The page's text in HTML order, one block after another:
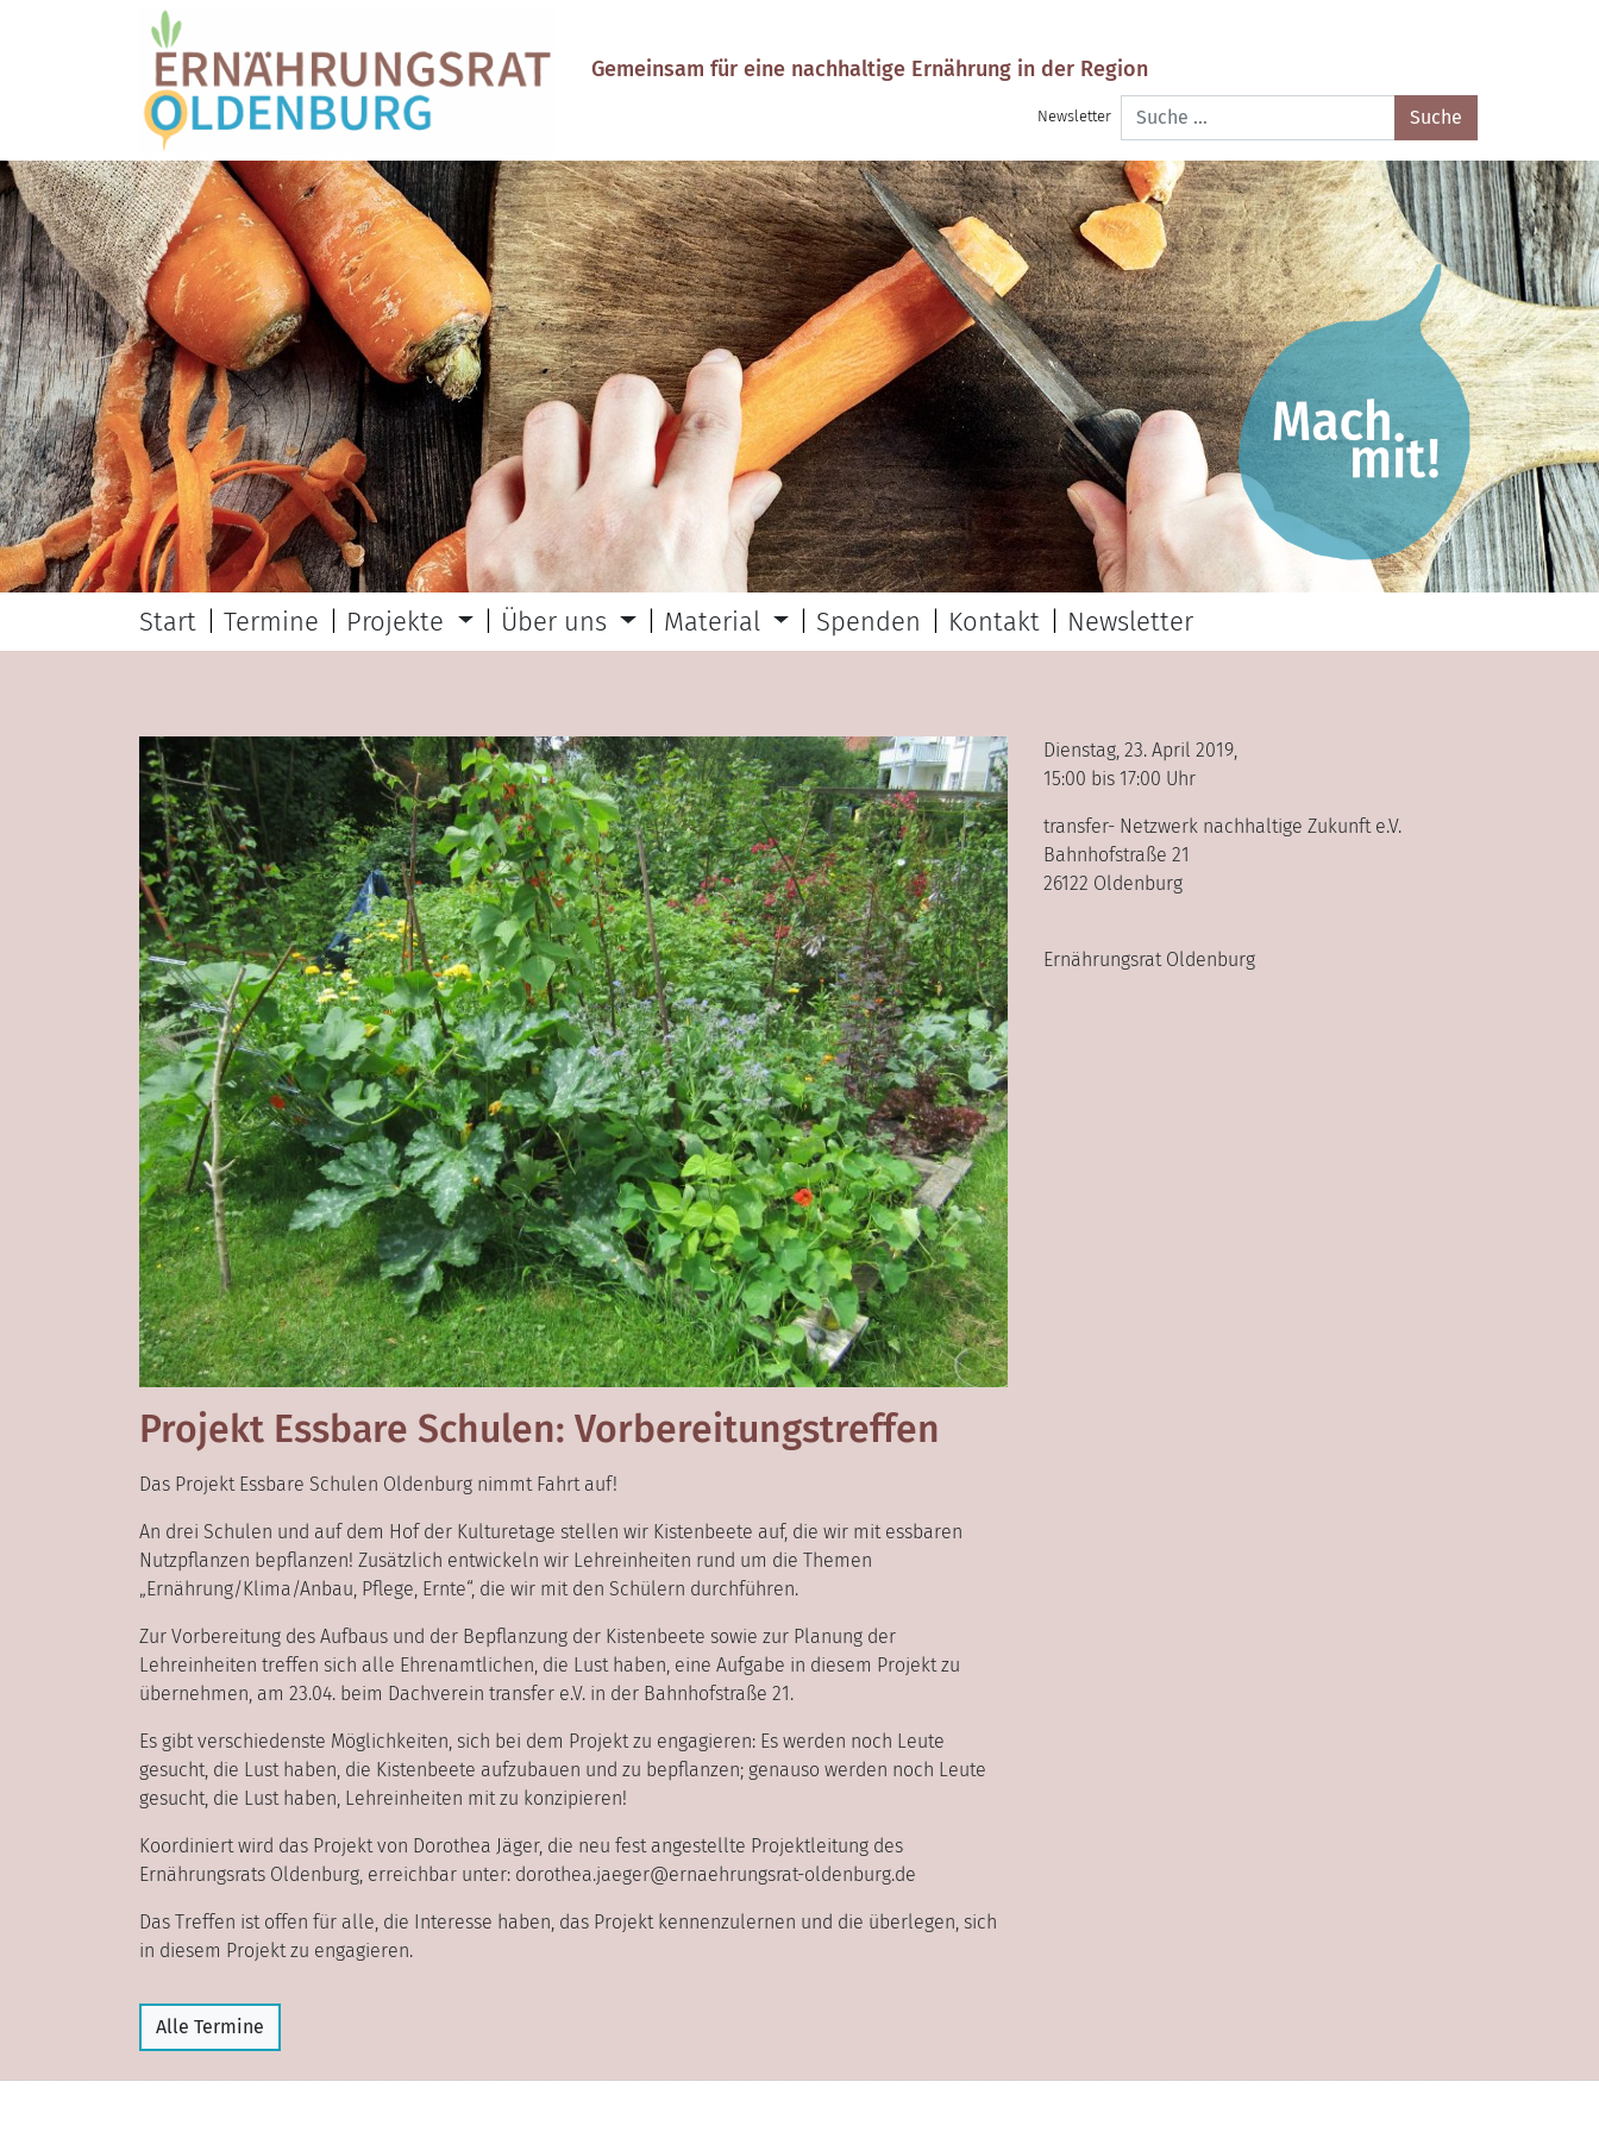
Gemeinsam für eine nachhaltige Ernährung in der Region
Newsletter
Suche
nach:
Start Termine Projekte Über uns Material Spenden Kontakt Newsletter
Projekt Essbare Schulen: Vorbereitungstreffen
Das Projekt Essbare Schulen Oldenburg nimmt Fahrt auf!
An drei Schulen und auf dem Hof der Kulturetage stellen wir Kistenbeete auf, die wir mit essbaren
Nutzpflanzen bepflanzen! Zusätzlich entwickeln wir Lehreinheiten rund um die Themen
„Ernährung/Klima/Anbau, Pflege, Ernte“, die wir mit den Schülern durchführen.
Zur Vorbereitung des Aufbaus und der Bepflanzung der Kistenbeete sowie zur Planung der
Lehreinheiten treffen sich alle Ehrenamtlichen, die Lust haben, eine Aufgabe in diesem Projekt zu
übernehmen, am 23.04. beim Dachverein transfer e.V. in der Bahnhofstraße 21.
Es gibt verschiedenste Möglichkeiten, sich bei dem Projekt zu engagieren: Es werden noch Leute
gesucht, die Lust haben, die Kistenbeete aufzubauen und zu bepflanzen; genauso werden noch Leute
gesucht, die Lust haben, Lehreinheiten mit zu konzipieren!
Koordiniert wird das Projekt von Dorothea Jäger, die neu fest angestellte Projektleitung des
Ernährungsrats Oldenburg, erreichbar unter: dorothea.jaeger@ernaehrungsrat-oldenburg.de
Das Treffen ist offen für alle, die Interesse haben, das Projekt kennenzulernen und die überlegen, sich
in diesem Projekt zu engagieren.
Dienstag, 23. April 2019,
15:00 bis 17:00 Uhr
transfer- Netzwerk nachhaltige Zukunft e.V.
Bahnhofstraße 21
26122 Oldenburg
Ernährungsrat Oldenburg
Alle Termine